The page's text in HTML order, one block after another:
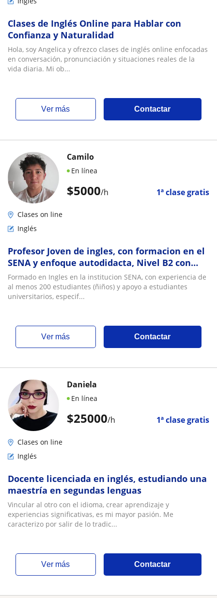
Clases de Inglés Online para Hablar con
Confianza y Naturalidad
Hola, soy Angelica y ofrezco clases de inglés online enfocadas
en conversación, pronunciación y situaciones reales de la
vida diaria. Mi ob...
ver más Contactar
$5000/h 1ª clase gratis
Camilo
En línea
Clases on line
Inglés
Profesor Joven de ingles, con formacion en el
SENA y enfoque autodidacta, Nivel B2 con
mas de 40 estudiantes por mes
Formado en Ingles en la institucion SENA, con experiencia de
al menos 200 estudiantes (ñiños) y apoyo a estudiantes
universitarios, especif...
ver más Contactar
$25000/h 1ª clase gratis
Daniela
En línea
Clases on line
Inglés
Docente licenciada en inglés, estudiando una
maestría en segundas lenguas
Vincular al otro con el idioma, crear aprendizaje y
experiencias significativas, es mi mayor pasión. Me
caracterizo por salir de lo tradic...
ver más Contactar